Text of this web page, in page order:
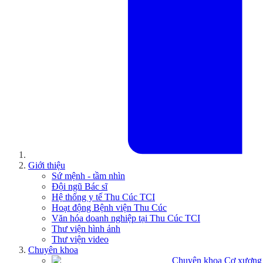
Giới thiệu
Sứ mệnh - tầm nhìn
Đội ngũ Bác sĩ
Hệ thống y tế Thu Cúc TCI
Hoạt động Bệnh viện Thu Cúc
Văn hóa doanh nghiệp tại Thu Cúc TCI
Thư viện hình ảnh
Thư viện video
Chuyên khoa
Chuyên khoa Cơ